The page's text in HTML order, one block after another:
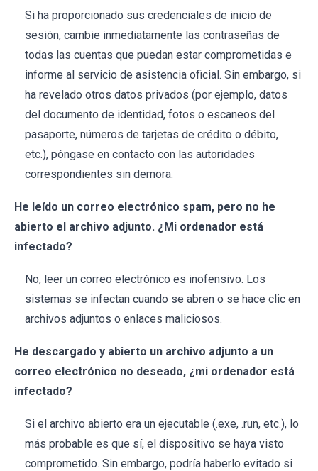
Si ha proporcionado sus credenciales de inicio de
sesión, cambie inmediatamente las contraseñas de
todas las cuentas que puedan estar comprometidas e
informe al servicio de asistencia oficial. Sin embargo, si
ha revelado otros datos privados (por ejemplo, datos
del documento de identidad, fotos o escaneos del
pasaporte, números de tarjetas de crédito o débito,
etc.), póngase en contacto con las autoridades
correspondientes sin demora.
He leído un correo electrónico spam, pero no he
abierto el archivo adjunto. ¿Mi ordenador está
infectado?
No, leer un correo electrónico es inofensivo. Los
sistemas se infectan cuando se abren o se hace clic en
archivos adjuntos o enlaces maliciosos.
He descargado y abierto un archivo adjunto a un
correo electrónico no deseado, ¿mi ordenador está
infectado?
Si el archivo abierto era un ejecutable (.exe, .run, etc.), lo
más probable es que sí, el dispositivo se haya visto
comprometido. Sin embargo, podría haberlo evitado si